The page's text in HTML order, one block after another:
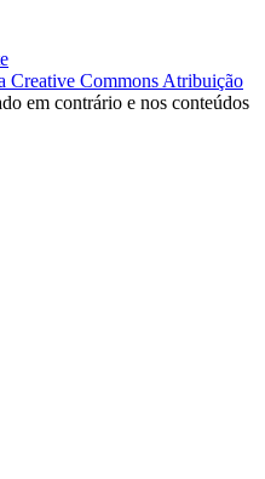
Creative Commons Atribuição
em contrário e nos conteúdos